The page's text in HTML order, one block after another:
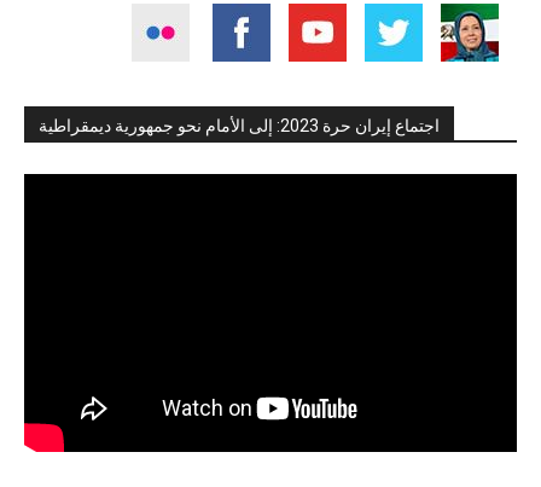
اجتماع إيران حرة 2023: إلى الأمام نحو جمهورية ديمقراطية